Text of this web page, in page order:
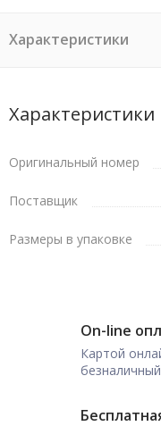
Характеристики
Характеристики
Оригинальный номер
Поставщик
Размеры в упаковке
On-line
Картой